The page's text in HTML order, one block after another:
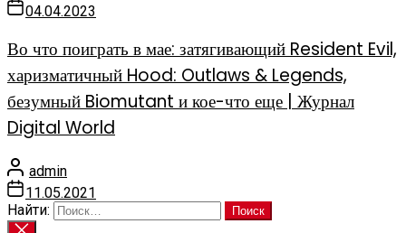
04.04.2023
Во что поиграть в мае: затягивающий Resident Evil,
харизматичный Hood: Outlaws & Legends,
безумный Biomutant и кое-что еще | Журнал
Digital World
admin
11.05.2021
Найти: